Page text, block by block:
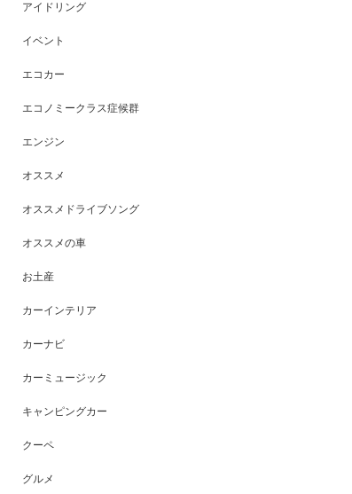
アイドリング
イベント
エコカー
エコノミークラス症候群
エンジン
オススメ
オススメドライブソング
オススメの車
お土産
カーインテリア
カーナビ
カーミュージック
キャンピングカー
クーペ
グルメ